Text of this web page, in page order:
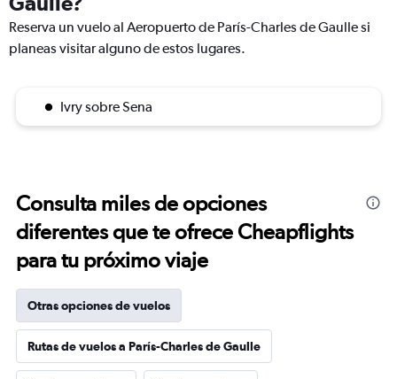
Reserva un vuelo al Aeropuerto de París-Charles de Gaulle si
planeas visitar alguno de estos lugares.
Ivry sobre Sena
Consulta miles de opciones
diferentes que te ofrece Cheapflights
para tu próximo viaje
Otras opciones de vuelos
Rutas de vuelos a París-Charles de Gaulle